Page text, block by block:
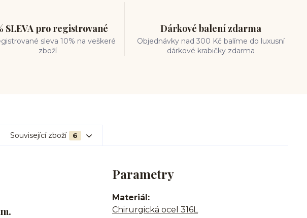
SLEVA pro registrované
sleva 10% na veškeré
zboží
Dárkové balení zdarma
Objednávky nad 300 Kč balíme do luxusní
dárkové krabičky zdarma
Související zboží 6
Parametry
Materiál
Chirurgická ocel 316L